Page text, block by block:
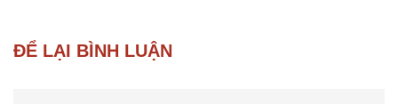
ĐỂ LẠI BÌNH LUẬN